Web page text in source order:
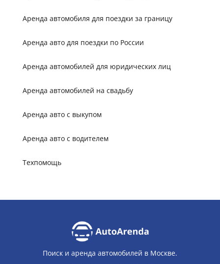
Аренда автомобиля для поездки за границу
Аренда авто для поездки по России
Аренда автомобилей для юридических лиц
Аренда автомобилей на свадьбу
Аренда авто с выкупом
Аренда авто с водителем
Техпомощь
Поиск и аренда автомобилей в Москве.